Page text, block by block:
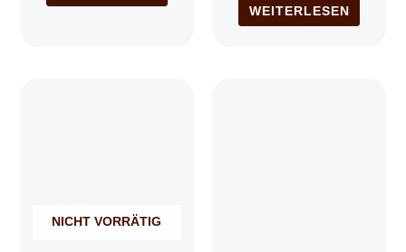
WEITERLESEN
NICHT VORRÄTIG